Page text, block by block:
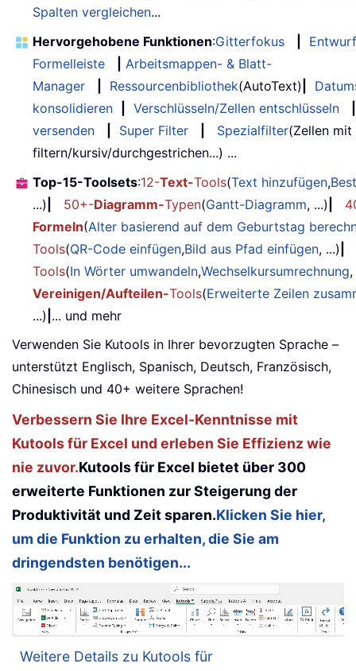
Spalten vergleichen...
Hervorgehobene Funktionen:Gitterfokus
Entwurf
Formelleiste
Arbeitsmappen- & Blatt-
Manager
Ressourcenbibliothek(AutoText)
konsolidieren
Verschlüsseln/Zellen entschlüsseln
versenden
Super Filter Spezialfilter(Zellen
filtern/kursiv/durchgestrichen...) ...
Top-15-Toolsets:12-Text-Tools(Text hinzufügen,
...)
50+-Diagramm-Typen(Gantt-Diagramm, ...)
Formeln(Alter basierend auf dem Geburtstag
Tools(QR-Code einfügen,Bild aus Pfad einfügen, ...)
Tools(In Wörter umwandeln,Wechselkursumrechnung
Vereinigen/Aufteilen-Tools(Erweiterte Zeilen
...) ... und mehr
Verwenden Sie Kutools in Ihrer bevorzugten Sprache –
unterstützt Englisch, Spanisch, Deutsch, Französisch,
Chinesisch und 40+ weitere Sprachen!
Verbessern Sie Ihre Excel-Kenntnisse mit
Kutools für Excel und erleben Sie Effizienz wie
nie zuvor.Kutools für Excel bietet über 300
erweiterte Funktionen zur Steigerung der
Produktivität und Zeit sparen.Klicken Sie hier,
um die Funktion zu erhalten, die Sie am
dringendsten benötigen...
Weitere Details zu Kutools für